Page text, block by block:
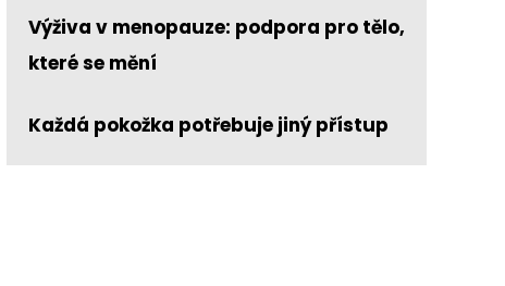
Výživa v menopauze: podpora pro tělo,
které se mění
Každá pokožka potřebuje jiný přístup